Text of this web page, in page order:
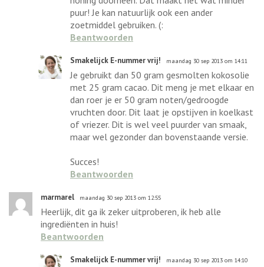
puur! Je kan natuurlijk ook een ander
zoetmiddel gebruiken. (:
Beantwoorden
Smakelijck E-nummer vrij! maandag 30 sep 2013 om 14:11
Je gebruikt dan 50 gram gesmolten kokosolie
met 25 gram cacao. Dit meng je met elkaar en
dan roer je er 50 gram noten/gedroogde
vruchten door. Dit laat je opstijven in koelkast
of vriezer. Dit is wel veel puurder van smaak,
maar wel gezonder dan bovenstaande versie.
Succes!
Beantwoorden
marmarel maandag 30 sep 2013 om 12:55
Heerlijk, dit ga ik zeker uitproberen, ik heb alle
ingrediënten in huis!
Beantwoorden
Smakelijck E-nummer vrij! maandag 30 sep 2013 om 14:10